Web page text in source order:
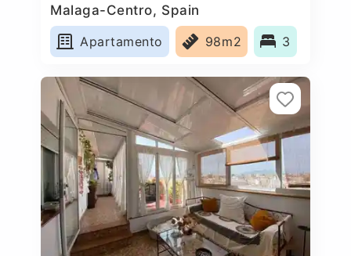
Malaga-Centro, Spain
Apartamento
98m2 3